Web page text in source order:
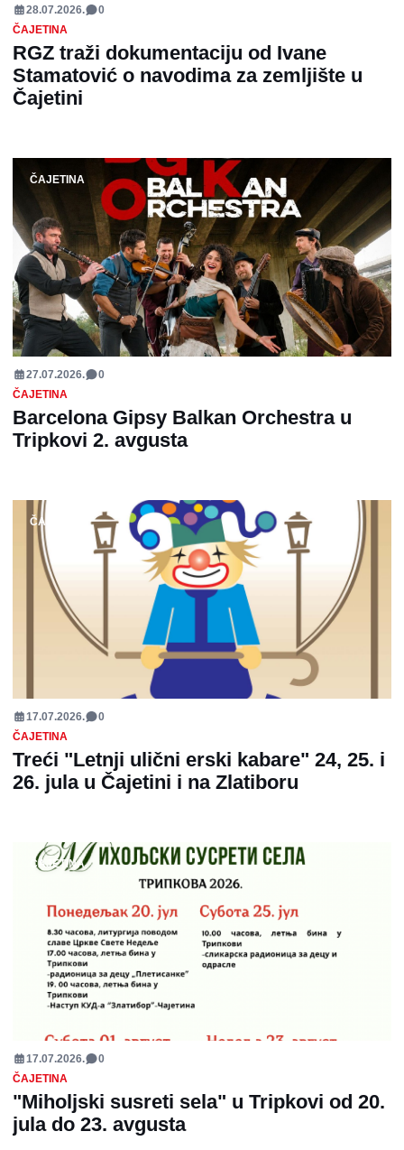
28.07.2026.
0
ČAJETINA
RGZ traži dokumentaciju od Ivane
Stamatović o navodima za zemljište u
Čajetini
ČAJETINA
27.07.2026.
0
ČAJETINA
Barcelona Gipsy Balkan Orchestra u
Tripkovi 2. avgusta
ČAJETINA
17.07.2026.
0
ČAJETINA
Treći "Letnji ulični erski kabare" 24, 25. i
26. jula u Čajetini i na Zlatiboru
ČAJETINA
17.07.2026.
0
ČAJETINA
"Miholjski susreti sela" u Tripkovi od 20.
jula do 23. avgusta